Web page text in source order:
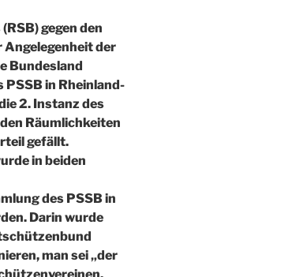
gegen den
der
Bundesland
PSSB in Rheinland-
2. Instanz des
Räumlichkeiten
gefällt.
in beiden
des PSSB in
Darin wurde
man sei „der